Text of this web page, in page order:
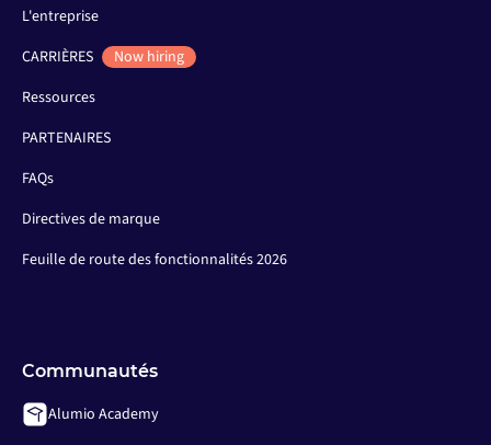
L'entreprise
CARRIÈRES
Now hiring
Ressources
PARTENAIRES
FAQs
Directives de marque
Feuille de route des fonctionnalités 2026
Communautés
Alumio Academy